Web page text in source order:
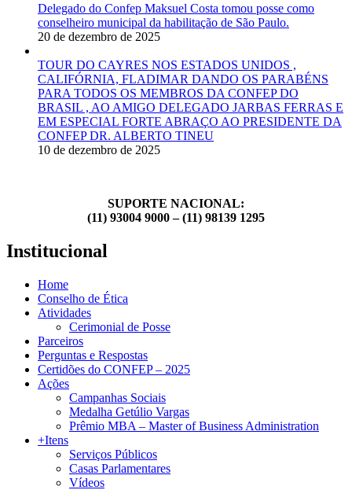
Delegado do Confep Maksuel Costa tomou posse como
conselheiro municipal da habilitação de São Paulo.
20 de dezembro de 2025
TOUR DO CAYRES NOS ESTADOS UNIDOS ,
CALIFÓRNIA, FLADIMAR DANDO OS PARABÉNS
PARA TODOS OS MEMBROS DA CONFEP DO
BRASIL , AO AMIGO DELEGADO JARBAS FERRAS E
EM ESPECIAL FORTE ABRAÇO AO PRESIDENTE DA
CONFEP DR. ALBERTO TINEU
10 de dezembro de 2025
SUPORTE NACIONAL:
(11) 93004 9000 – (11) 98139 1295
Institucional
Home
Conselho de Ética
Atividades
Cerimonial de Posse
Parceiros
Perguntas e Respostas
Certidões do CONFEP – 2025
Ações
Campanhas Sociais
Medalha Getúlio Vargas
Prêmio MBA – Master of Business Administration
+Itens
Serviços Públicos
Casas Parlamentares
Vídeos